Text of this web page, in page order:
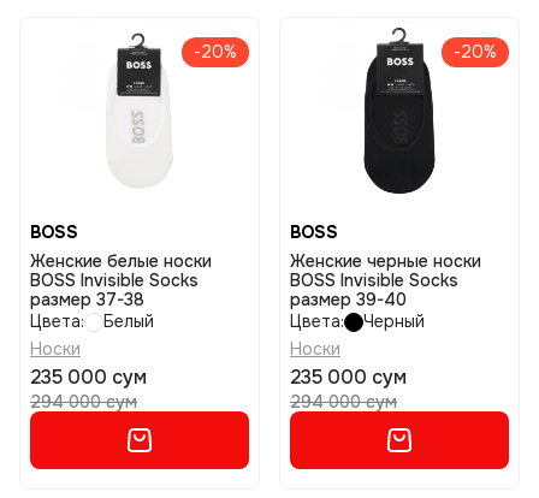
-20%
BOSS
Женские белые носки
BOSS Invisible Socks
размер 37-38
Цвета:
Белый
Носки
235 000 сум
294 000 сум
-20%
BOSS
Женские черные носки
BOSS Invisible Socks
размер 39-40
Цвета:
Черный
Носки
235 000 сум
294 000 сум